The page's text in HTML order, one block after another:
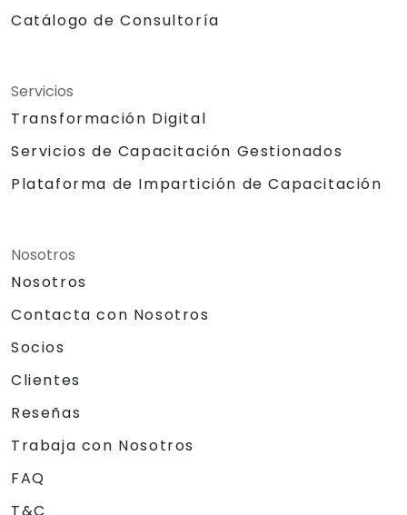
Catálogo de Consultoría
Servicios
Transformación Digital
Servicios de Capacitación Gestionados
Plataforma de Impartición de Capacitación
Nosotros
Nosotros
Contacta con Nosotros
Socios
Clientes
Reseñas
Trabaja con Nosotros
FAQ